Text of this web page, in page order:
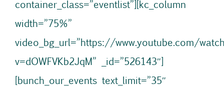
container_class=”eventlist”][kc_column
width=”75%”
video_bg_url=”https://www.youtube.com/
v=dOWFVKb2JqM” _id=”526143″]
[bunch_our_events text_limit=”35″